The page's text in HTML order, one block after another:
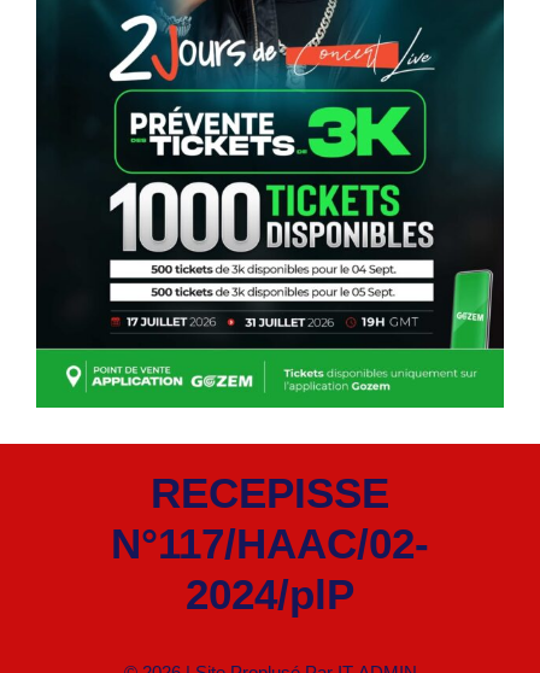
RECEPISSE
N°117/HAAC/02-
2024/plP